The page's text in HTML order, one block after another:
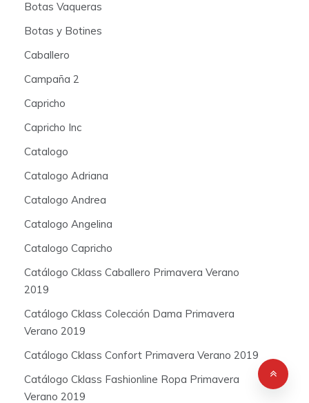
Botas Vaqueras
Botas y Botines
Caballero
Campaña 2
Capricho
Capricho Inc
Catalogo
Catalogo Adriana
Catalogo Andrea
Catalogo Angelina
Catalogo Capricho
Catálogo Cklass Caballero Primavera Verano
2019
Catálogo Cklass Colección Dama Primavera
Verano 2019
Catálogo Cklass Confort Primavera Verano 2019
Catálogo Cklass Fashionline Ropa Primavera
Verano 2019